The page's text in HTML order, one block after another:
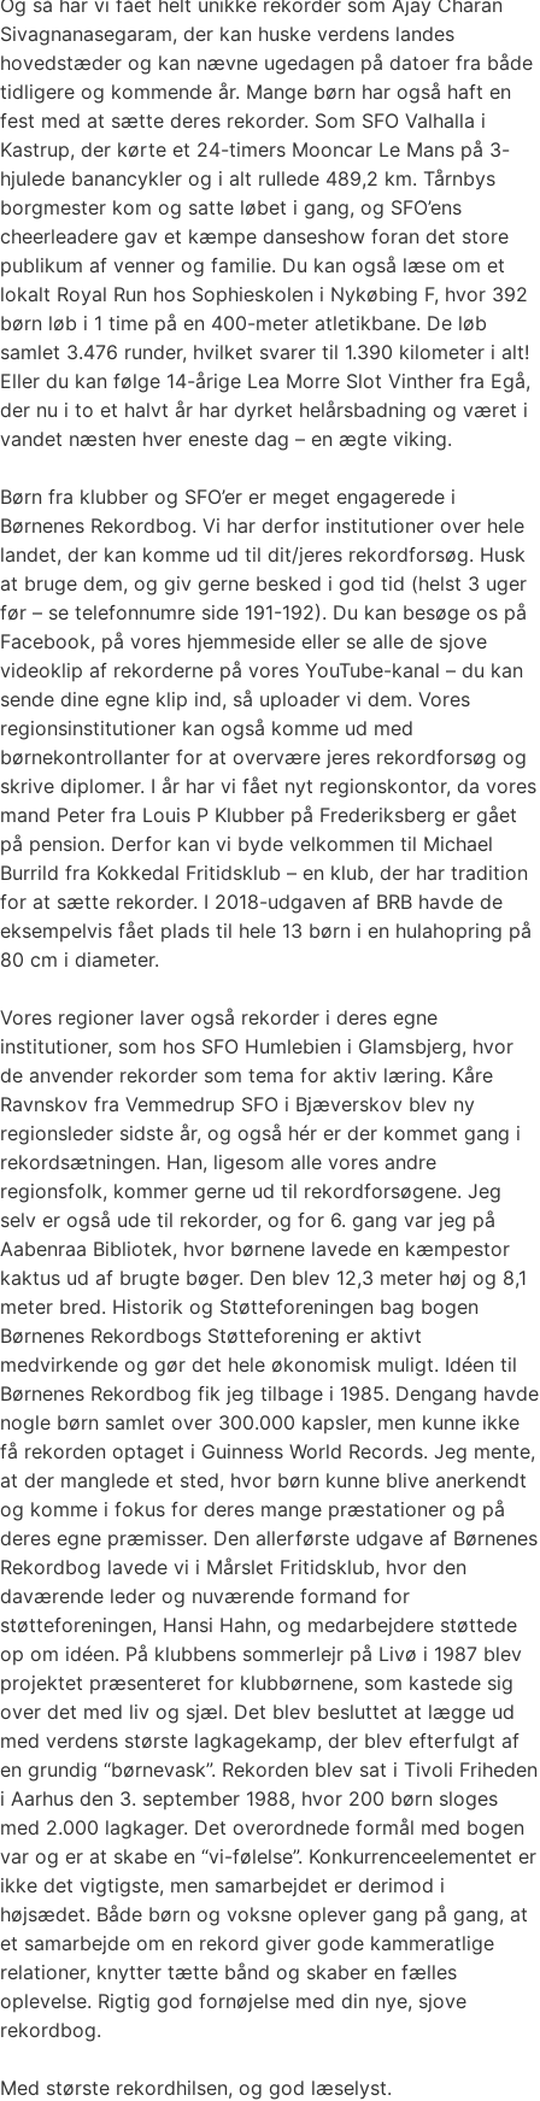
Sivagnanasegaram, der kan huske verdens landes
hovedstæder og kan nævne ugedagen på datoer fra både
tidligere og kommende år. Mange børn har også haft en
fest med at sætte deres rekorder. Som SFO Valhalla i
Kastrup, der kørte et 24-timers Mooncar Le Mans på 3-
hjulede banancykler og i alt rullede 489,2 km. Tårnbys
borgmester kom og satte løbet i gang, og SFO’ens
cheerleadere gav et kæmpe danseshow foran det store
publikum af venner og familie. Du kan også læse om et
lokalt Royal Run hos Sophieskolen i Nykøbing F, hvor 392
børn løb i 1 time på en 400-meter atletikbane. De løb
samlet 3.476 runder, hvilket svarer til 1.390 kilometer i alt!
Eller du kan følge 14-årige Lea Morre Slot Vinther fra Egå,
der nu i to et halvt år har dyrket helårsbadning og været i
vandet næsten hver eneste dag – en ægte viking.
Børn fra klubber og SFO’er er meget engagerede i
Børnenes Rekordbog. Vi har derfor institutioner over hele
landet, der kan komme ud til dit/jeres rekordforsøg. Husk
at bruge dem, og giv gerne besked i god tid (helst 3 uger
før – se telefonnumre side 191-192). Du kan besøge os på
Facebook, på vores hjemmeside eller se alle de sjove
videoklip af rekorderne på vores YouTube-kanal – du kan
sende dine egne klip ind, så uploader vi dem. Vores
regionsinstitutioner kan også komme ud med
børnekontrollanter for at overvære jeres rekordforsøg og
skrive diplomer. I år har vi fået nyt regionskontor, da vores
mand Peter fra Louis P Klubber på Frederiksberg er gået
på pension. Derfor kan vi byde velkommen til Michael
Burrild fra Kokkedal Fritidsklub – en klub, der har tradition
for at sætte rekorder. I 2018-udgaven af BRB havde de
eksempelvis fået plads til hele 13 børn i en hulahopring på
80 cm i diameter.
Vores regioner laver også rekorder i deres egne
institutioner, som hos SFO Humlebien i Glamsbjerg, hvor
de anvender rekorder som tema for aktiv læring. Kåre
Ravnskov fra Vemmedrup SFO i Bjæverskov blev ny
regionsleder sidste år, og også hér er der kommet gang i
rekordsætningen. Han, ligesom alle vores andre
regionsfolk, kommer gerne ud til rekordforsøgene. Jeg
selv er også ude til rekorder, og for 6. gang var jeg på
Aabenraa Bibliotek, hvor børnene lavede en kæmpestor
kaktus ud af brugte bøger. Den blev 12,3 meter høj og 8,1
meter bred. Historik og Støtteforeningen bag bogen
Børnenes Rekordbogs Støtteforening er aktivt
medvirkende og gør det hele økonomisk muligt. Idéen til
Børnenes Rekordbog fik jeg tilbage i 1985. Dengang havde
nogle børn samlet over 300.000 kapsler, men kunne ikke
få rekorden optaget i Guinness World Records. Jeg mente,
at der manglede et sted, hvor børn kunne blive anerkendt
og komme i fokus for deres mange præstationer og på
deres egne præmisser. Den allerførste udgave af Børnenes
Rekordbog lavede vi i Mårslet Fritidsklub, hvor den
daværende leder og nuværende formand for
støtteforeningen, Hansi Hahn, og medarbejdere støttede
op om idéen. På klubbens sommerlejr på Livø i 1987 blev
projektet præsenteret for klubbørnene, som kastede sig
over det med liv og sjæl. Det blev besluttet at lægge ud
med verdens største lagkagekamp, der blev efterfulgt af
en grundig “børnevask”. Rekorden blev sat i Tivoli Friheden
i Aarhus den 3. september 1988, hvor 200 børn sloges
med 2.000 lagkager. Det overordnede formål med bogen
var og er at skabe en “vi-følelse”. Konkurrenceelementet er
ikke det vigtigste, men samarbejdet er derimod i
højsædet. Både børn og voksne oplever gang på gang, at
et samarbejde om en rekord giver gode kammeratlige
relationer, knytter tætte bånd og skaber en fælles
oplevelse. Rigtig god fornøjelse med din nye, sjove
rekordbog.
Med største rekordhilsen, og god læselyst.